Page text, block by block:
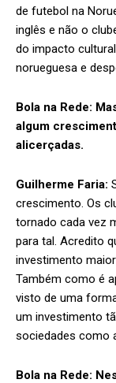
de futebol na
inglês e não o
do impacto
norueguesa e
Bola na Rede:
algum
alicerçadas.
Guilherme Faria:
crescimento. Os
tornado cada vez
para tal. Acredito
investimento
Também como é
visto de uma
um investimento
sociedades como
Bola na Rede: